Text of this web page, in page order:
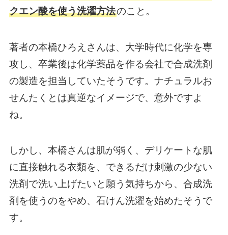
クエン酸を使う洗濯方法のこと。
著者の本橋ひろえさんは、大学時代に化学を専
攻し、卒業後は化学薬品を作る会社で合成洗剤
の製造を担当していたそうです。ナチュラルお
せんたくとは真逆なイメージで、意外ですよ
ね。
しかし、本橋さんは肌が弱く、デリケートな肌
に直接触れる衣類を、できるだけ刺激の少ない
洗剤で洗い上げたいと願う気持ちから、合成洗
剤を使うのをやめ、石けん洗濯を始めたそうで
す。